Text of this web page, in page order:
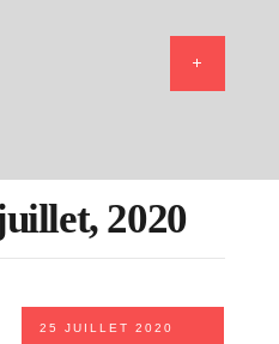
2020
25 JUILLET 2020